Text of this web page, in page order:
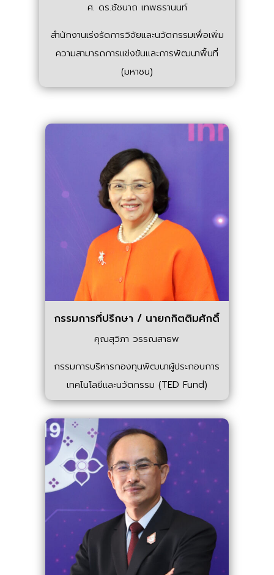
ศ. ดร.ชัชนาถ เทพธรานนท์
สำนักงานเร่งรัดการวิจัยและนวัตกรรมเพื่อเพิ่ม
ความสามารถการแข่งขันและการพัฒนาพื้นที่
(มหาชน)
กรรมการที่ปรึกษา / นายกกิตติมศักดิ์
คุณสุวิภา วรรณสาธพ
กรรมการบริหารกองทุนพัฒนาผู้ประกอบการ
เทคโนโลยีและนวัตกรรม (TED Fund)